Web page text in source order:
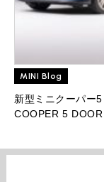
MINI Blog
新型ミニクーパー
COOPER 5 DOOR